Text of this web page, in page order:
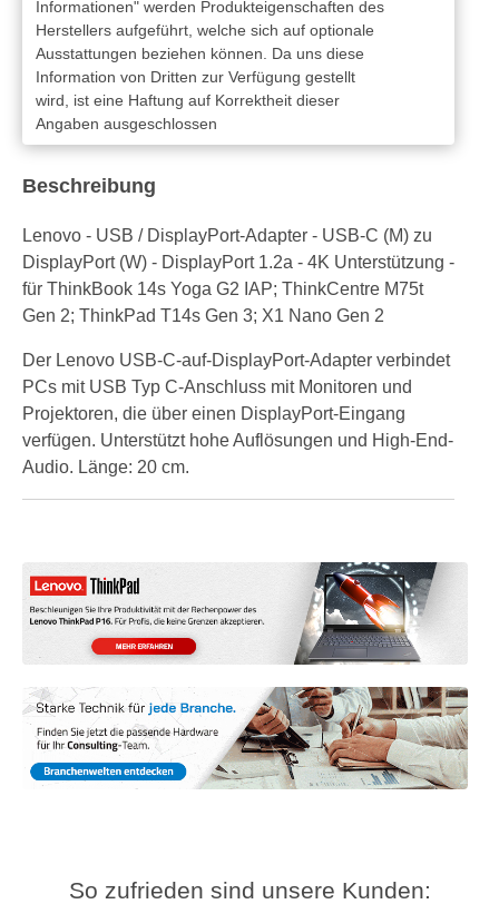
Informationen" werden Produkteigenschaften des
Herstellers aufgeführt, welche sich auf optionale
Ausstattungen beziehen können. Da uns diese
Information von Dritten zur Verfügung gestellt
wird, ist eine Haftung auf Korrektheit dieser
Angaben ausgeschlossen
Beschreibung
Lenovo - USB / DisplayPort-Adapter - USB-C (M) zu
DisplayPort (W) - DisplayPort 1.2a - 4K Unterstützung -
für ThinkBook 14s Yoga G2 IAP; ThinkCentre M75t
Gen 2; ThinkPad T14s Gen 3; X1 Nano Gen 2
Der Lenovo USB-C-auf-DisplayPort-Adapter verbindet
PCs mit USB Typ C-Anschluss mit Monitoren und
Projektoren, die über einen DisplayPort-Eingang
verfügen. Unterstützt hohe Auflösungen und High-End-
Audio. Länge: 20 cm.
So zufrieden sind unsere Kunden: